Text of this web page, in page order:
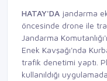
HATAY'DA jandarma
öncesinde drone ile
Jandarma
Enek Kavşağı'nda
trafik denetimi yaptı.
kullanıldığı uygulamada,